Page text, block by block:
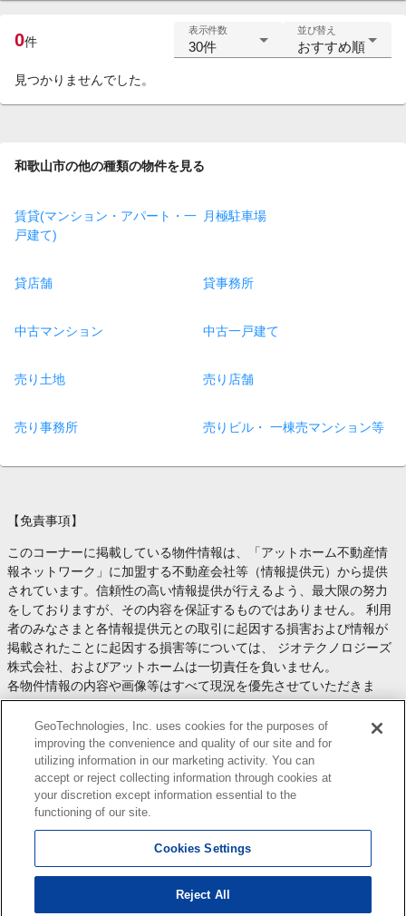
0件
表示件数
30件
並び替え
おすすめ順
見つかりませんでした。
和歌山市の他の種類の物件を見る
賃貸(マンション・アパート・一
戸建て)
月極駐車場
貸店舗 貸事務所
中古マンション 中古一戸建て
売り土地 売り店舗
売り事務所 売りビル・ 一棟売マンション等
【免責事項】
このコーナーに掲載している物件情報は、「アットホーム不動産情
報ネットワーク」に加盟する不動産会社等（情報提供元）から提供
されています。信頼性の高い情報提供が行えるよう、最大限の努力
をしておりますが、その内容を保証するものではありません。 利用
者のみなさまと各情報提供元との取引に起因する損害および情報が
掲載されたことに起因する損害等については、 ジオテクノロジーズ
株式会社、およびアットホームは一切責任を負いません。
各物件情報の内容や画像等はすべて現況を優先させていただきま
す。
お取引等（お取引の準備、資金調達等を含みます）の際には、内容
や契約条件等について、 各情報提供元より十分な説明を受け、ご自
身でご確認の上、判断してください。
このコーナーへの物件情報のご掲載、その他不動産業務ソリューシ
ョン等についての不動産会社様のお問合せはこちら
します。
Copyright(c) At Home Co.,Ltd. このサイトに掲載している情報の無断転載を禁止します。著作権
はアットホーム（株）またはその情報提供者に帰属します。
GeoTechnologies, Inc. uses cookies for the purposes of
improving the convenience and quality of our site and for
utilizing information in our marketing activity. You can
accept or reject collecting information through cookies at
your discretion except information essential to the
functioning of our site.
Cookies Settings
Reject All